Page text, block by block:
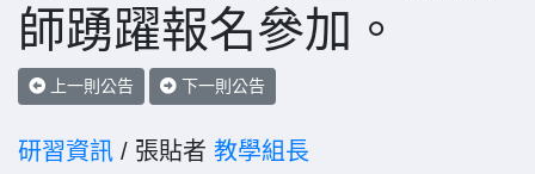
師踴躍報名參加。
上一則公告 下一則公告
研習資訊 / 張貼者 教學組長